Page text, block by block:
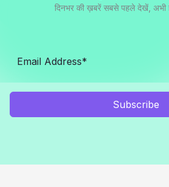
दिनभर की ख़बरें सबसे पहले देखें, अभी
Subscribe